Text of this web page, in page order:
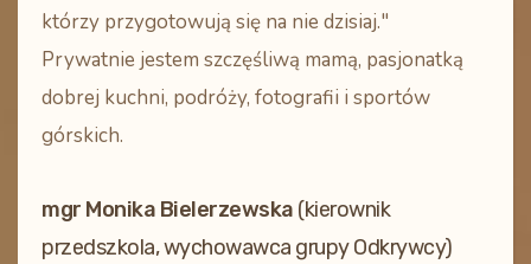
którzy przygotowują się na nie dzisiaj."
Prywatnie jestem szczęśliwą mamą, pasjonatką
dobrej kuchni, podróży, fotografii i sportów
górskich.
mgr Monika Bielerzewska (kierownik
przedszkola, wychowawca grupy Odkrywcy)